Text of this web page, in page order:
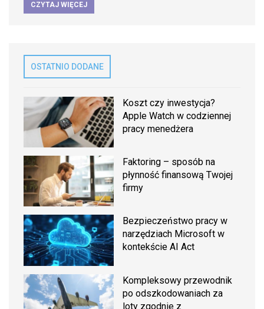
CZYTAJ WIĘCEJ
OSTATNIO DODANE
Koszt czy inwestycja?
Apple Watch w codziennej
pracy menedżera
Faktoring – sposób na
płynność finansową Twojej
firmy
Bezpieczeństwo pracy w
narzędziach Microsoft w
kontekście AI Act
Kompleksowy przewodnik
po odszkodowaniach za
loty zgodnie z